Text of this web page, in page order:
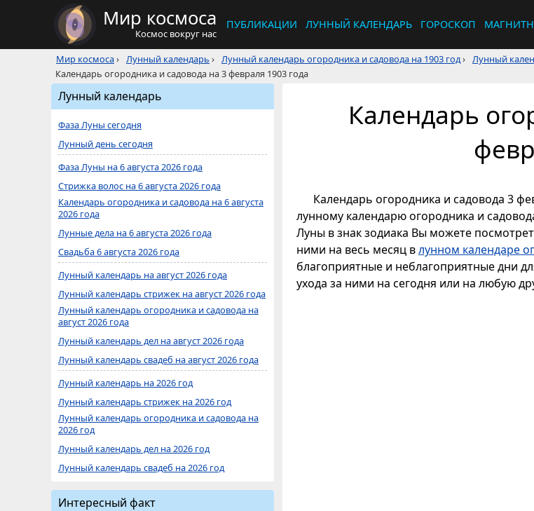
Мир космоса
Космос вокруг нас
ПУБЛИКАЦИИ ЛУННЫЙ КАЛЕНДАРЬ ГОРОСКОП
Мир космоса› Лунный календарь › Лунный календарь огородника и садовода на 1903 год› Лунный
Календарь огородника и садовода на 3 февраля 1903 года
Календарь
Календарь огородника и садовода 3
лунному календарю огородника и
Луны в знак зодиака Вы можете
ними на весь месяц влунном календаре
благоприятные и неблагоприятные дни
ухода за ними на сегодня или на любую
Лунный календарь
Фаза Луны сегодня
Лунный день сегодня
Фаза Луны на 6 августа 2026 года
Стрижка волос на 6 августа 2026 года
Календарь огородника и садовода на 6 августа
2026 года
Лунные дела на 6 августа 2026 года
Свадьба 6 августа 2026 года
Лунный календарь на август 2026 года
Лунный календарь стрижек на август 2026 года
Лунный календарь огородника и садовода на
август 2026 года
Лунный календарь дел на август 2026 года
Лунный календарь свадеб на август 2026 года
Лунный календарь на 2026 год
Лунный календарь стрижек на 2026 год
Лунный календарь огородника и садовода на
2026 год
Лунный календарь дел на 2026 год
Лунный календарь свадеб на 2026 год
Интересный факт